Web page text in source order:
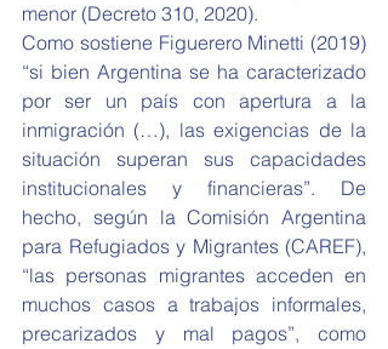
menor (Decreto 310, 2020).
Como sostiene Figuerero Minetti (2019)
“si bien Argentina se ha caracterizado
por ser un país con apertura a la
inmigración (…), las exigencias de la
situación superan sus capacidades
institucionales y financieras”. De
hecho, según la Comisión Argentina
para Refugiados y Migrantes (CAREF),
“las personas migrantes acceden en
muchos casos a trabajos informales,
precarizados y mal pagos”, como